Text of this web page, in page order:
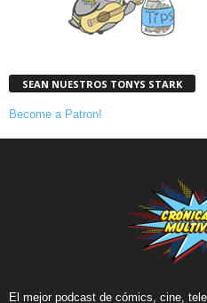
SEAN NUESTROS TONYS STARK
Become a Patron!
El mejor podcast de cómics, cine,